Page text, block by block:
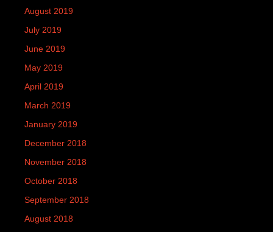
August 2019
July 2019
June 2019
May 2019
April 2019
March 2019
January 2019
December 2018
November 2018
October 2018
September 2018
August 2018